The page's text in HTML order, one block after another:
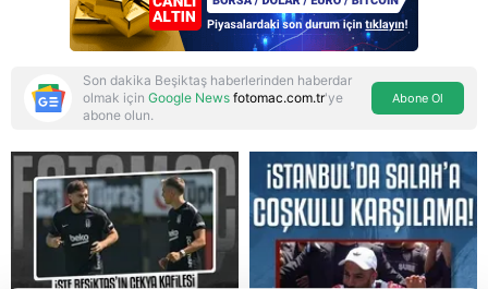
Reddet
Son dakika Beşiktaş haberlerinden haberdar
olmak için Google News fotomac.com.tr'ye
abone olun.
Abone Ol